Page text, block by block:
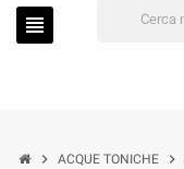
view_headline
chevron_right ACQUE TONICHE chevron_right